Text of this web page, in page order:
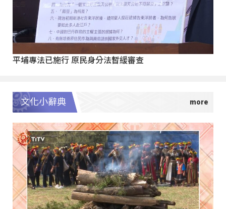
平埔專法已施行 原民身分法暫緩審查
文化小辭典